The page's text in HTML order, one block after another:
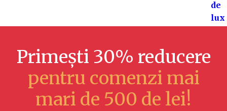
Primești 30% reducere
pentru comenzi mai
mari de 500 de lei!